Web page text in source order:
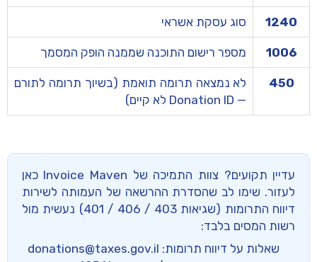
1240 סוג עסקת אשראי
1006 מספר רישום התוכנה שממנה הופק המסמך
450
לא נמצאה תרומה תואמת (בשיוך תרומה לתורם
— Donation ID לא קיים)
עדיין תקועים?
צוות התמיכה של Invoice Maven כאן
לעזור. שימו לב שהסדרת ההרשאה של העמותה לשירות
דיווח התרומות (שגיאות 403 / 406 / 401) נעשית מול
רשות המסים בלבד:
שאלות על דיווח תרומות: donations@taxes.gov.il